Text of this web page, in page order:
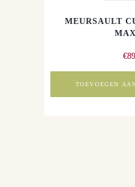
MEURSAULT
€
TOEVOEGEN